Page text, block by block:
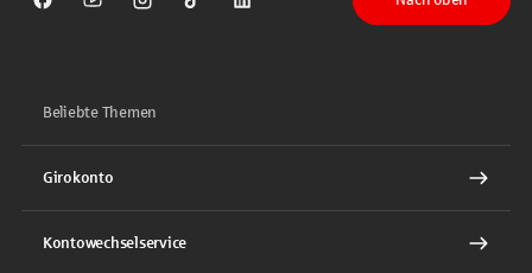
Sparkasse auf Facebook
Sparkasse auf Youtube
Sparkasse auf Instagram
Sparkasse auf TikTok
Sparkasse auf LinkedIn
Beliebte Themen
Girokonto
Kontowechselservice